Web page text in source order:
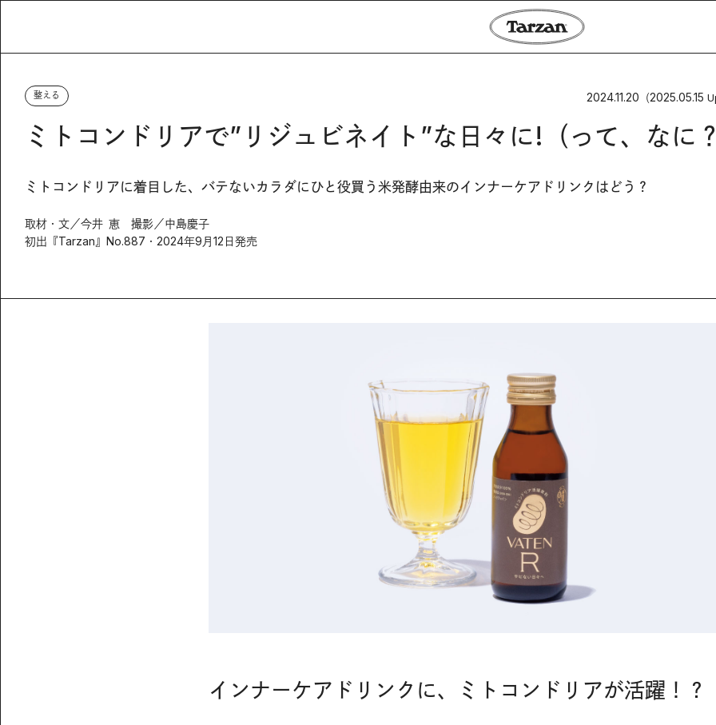
整える 2024.11.20 （2025.05.15
ミトコンドリアで”リジュビネイト”な日々に!（って、なに
ミトコンドリアに着目した、バテないカラダにひと役買う米発酵由来のインナーケアドリンクはどう？
取材・文／今井 恵 撮影／中島慶子
初出『Tarzan』No.887・2024年9月12日発売
インナーケアドリンクに、ミトコンドリアが活躍！？